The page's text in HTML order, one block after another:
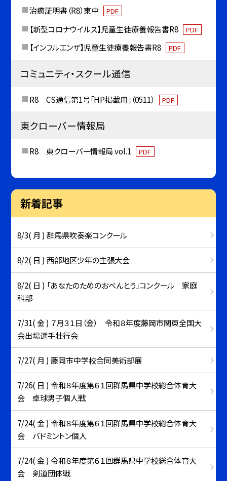
治癒証明書（R8）東中 PDF
【新型コロナウイルス】児童生徒療養報告書R8 PDF
【インフルエンザ】児童生徒療養報告書R8 PDF
コミュニティ・スクール通信
R8 CS通信第1号「HP掲載用」（0511） PDF
東クローバー情報局
R8 東クローバー情報局 vol.1 PDF
新着記事
8/3( 月 ) 群馬県吹奏楽コンクール
8/2( 日 ) 西部地区少年の主張大会
8/2( 日 ) 「あなたのためのおべんとう」コンクール 家庭
科部
7/31( 金 ) ７月３１日（金） 令和８年度藤岡市関東全国大
会出場選手壮行会
7/27( 月 ) 藤岡市中学校合同美術部展
7/26( 日 ) 令和８年度第６１回群馬県中学校総合体育大
会 卓球男子個人戦
7/24( 金 ) 令和８年度第６１回群馬県中学校総合体育大
会 バドミントン個人
7/24( 金 ) 令和８年度第６１回群馬県中学校総合体育大
会 剣道団体戦